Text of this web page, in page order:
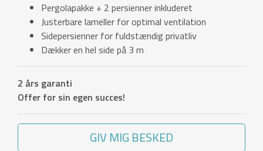
Pergolapakke + 2 persienner inkluderet
Justerbare lameller for optimal ventilation
Sidepersienner for fuldstændig privatliv
Dækker en hel side på 3 m
2 års garanti
Offer for sin egen succes!
GIV MIG BESKED